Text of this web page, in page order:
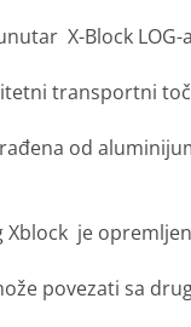
X-Block
transportni
od
Xblock je
povezati sa